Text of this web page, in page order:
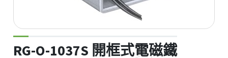
RG-O-1037S 開框式電磁鐵